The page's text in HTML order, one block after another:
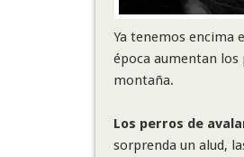
Ya tenemos encima
época aumentan los
montaña.
Los perros de
sorprenda un alud,